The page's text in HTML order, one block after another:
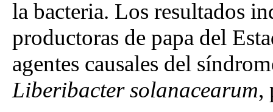
la bacteria. Los resultados
productoras de papa del
agentes causales del
Liberibacter solanacearum,